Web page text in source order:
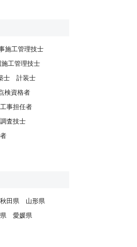
施工管理技士
工管理技士
士
計装士
検資格者
工事担任者
査技士
秋田県
山形県
愛媛県